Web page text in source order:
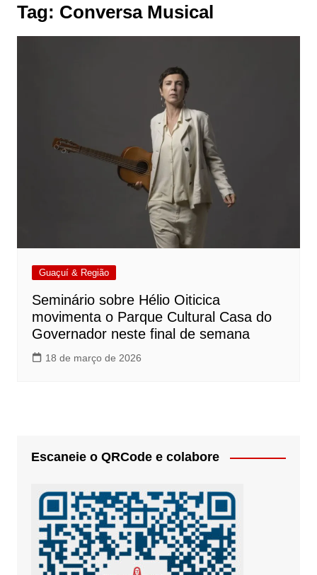
Tag: Conversa Musical
Guaçuí & Região
Seminário sobre Hélio Oiticica
movimenta o Parque Cultural Casa do
Governador neste final de semana
18 de março de 2026
Escaneie o QRCode e colabore